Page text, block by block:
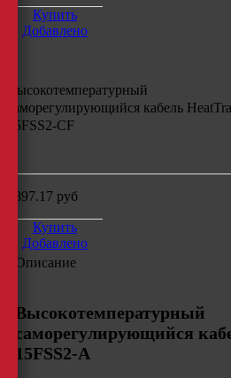
Купить
Добавлено
Высокотемпературный
саморегулирующийся кабель
75FSS2-CF
4897.17 руб
Купить
Добавлено
Описание
Высокотемпературный
саморегулирующийся
15FSS2-A